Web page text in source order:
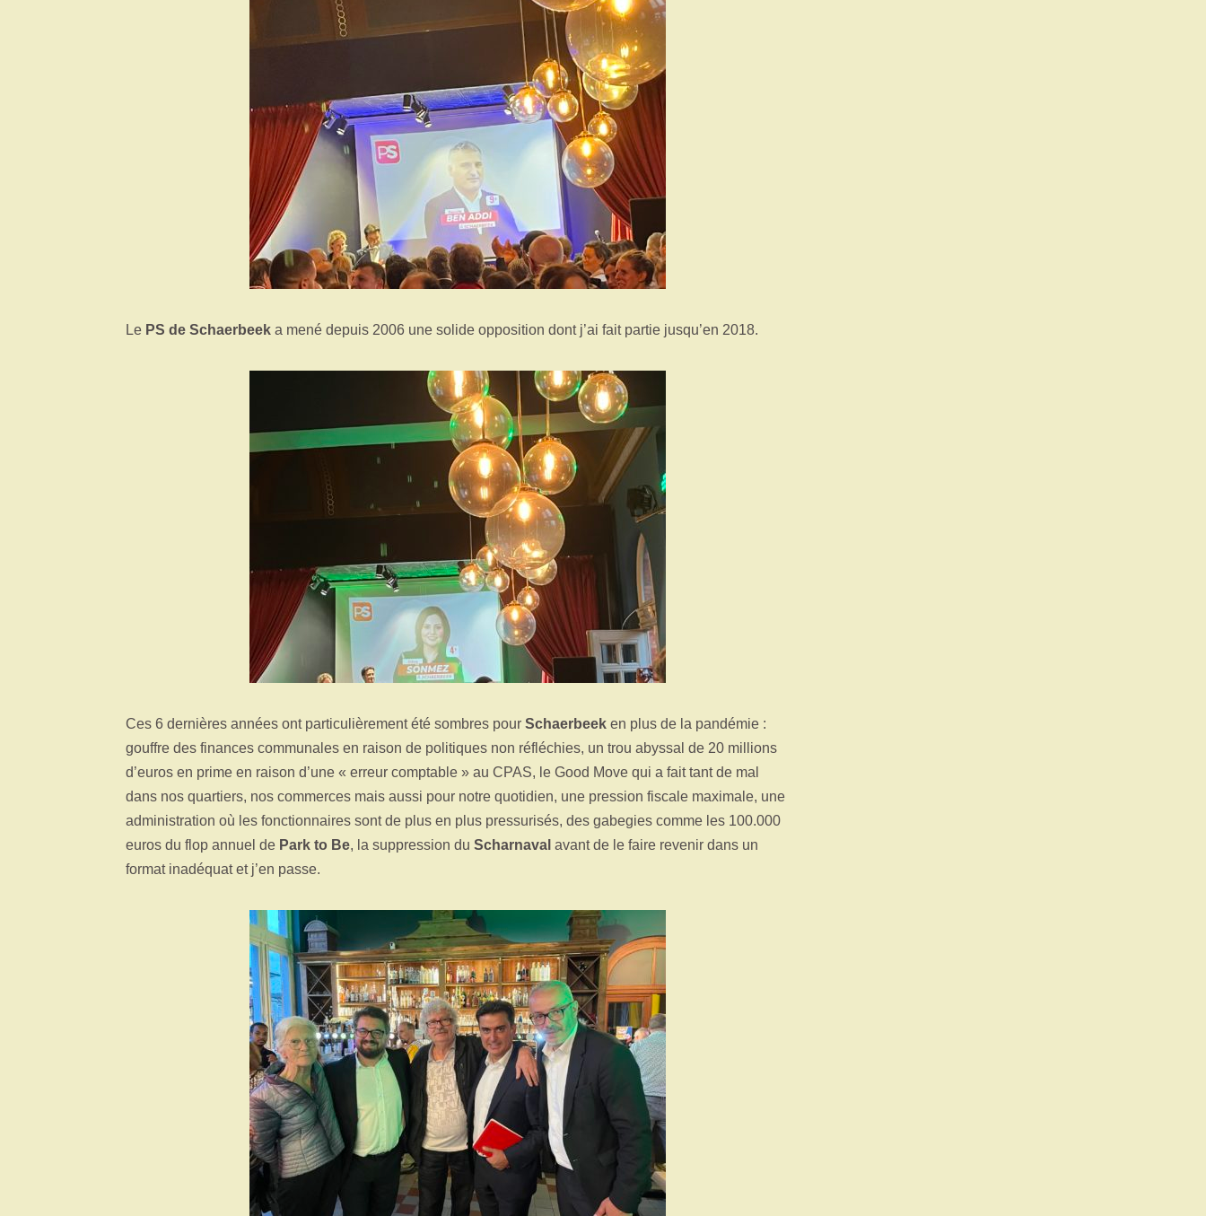
Le PS de Schaerbeek a mené depuis 2006 une solide opposition dont j’ai fait partie jusqu’en 2018.
Ces 6 dernières années ont particulièrement été sombres pour Schaerbeek en plus de la pandémie :
gouffre des finances communales en raison de politiques non réfléchies, un trou abyssal de 20 millions
d’euros en prime en raison d’une « erreur comptable » au CPAS, le Good Move qui a fait tant de mal
dans nos quartiers, nos commerces mais aussi pour notre quotidien, une pression fiscale maximale, une
administration où les fonctionnaires sont de plus en plus pressurisés, des gabegies comme les 100.000
euros du flop annuel de Park to Be, la suppression du Scharnaval avant de le faire revenir dans un
format inadéquat et j’en passe.